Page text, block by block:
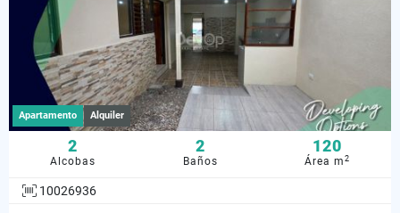
Apartamento Alquiler
2
Alcobas
2
Baños
120
Área m2
10026936